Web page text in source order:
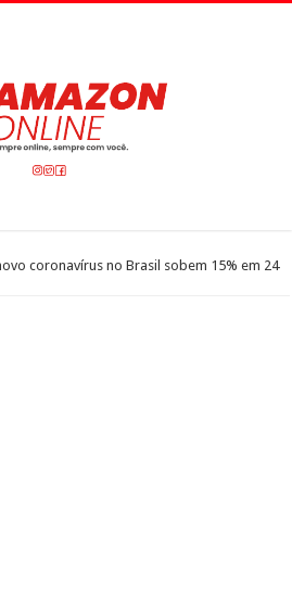
coronavírus no Brasil sobem 15% em 24